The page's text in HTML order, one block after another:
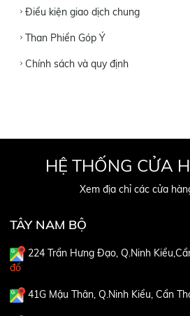
Điều kiện giao dịch chung
Than Phiền Góp Ý
Chính sách và quy định
HỆ THỐNG CỬA
Xem địa chỉ các cửa
TÂY NAM BỘ
224 Trần Hưng Đạo, Q.Ninh
đồ
41G Mậu Thân, Q.Ninh Kiều, Cần